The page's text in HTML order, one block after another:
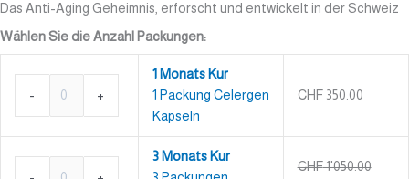
Das Anti-Aging Geheimnis, erforscht und entwickelt in der Schweiz
Wählen Sie die Anzahl Packungen:
- +
1 Monats Kur
1 Packung Celergen
Kapseln
CHF350.00
3 Monats Kur
CHF1'050.00